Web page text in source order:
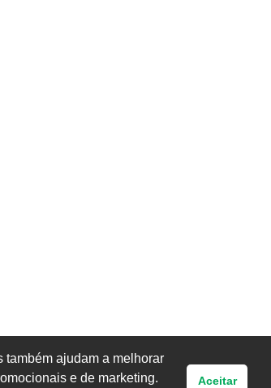
ajudam a melhorar
e de marketing.
Aceitar